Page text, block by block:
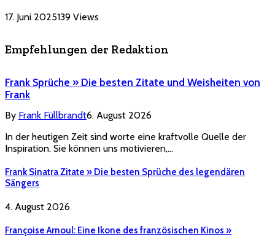
17. Juni 2025139 Views
Empfehlungen der Redaktion
Frank Sprüche » Die besten Zitate und Weisheiten von
Frank
By Frank Füllbrandt6. August 2026
In der heutigen Zeit sind worte eine kraftvolle Quelle der
Inspiration. Sie können uns motivieren,…
Frank Sinatra Zitate » Die besten Sprüche des legendären
Sängers
4. August 2026
Françoise Arnoul: Eine Ikone des französischen Kinos »